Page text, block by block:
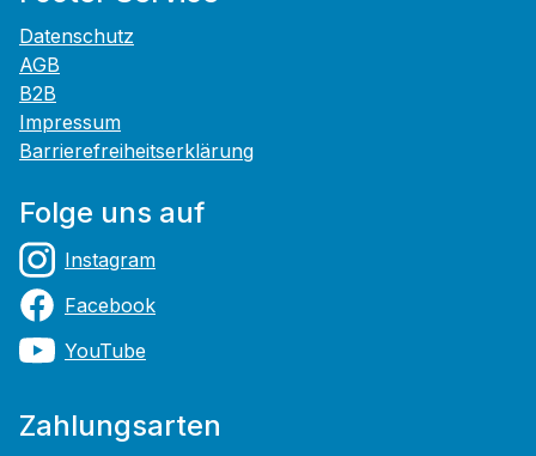
Datenschutz
AGB
B2B
Impressum
Barrierefreiheitserklärung
Folge uns auf
Instagram
Facebook
YouTube
Zahlungsarten